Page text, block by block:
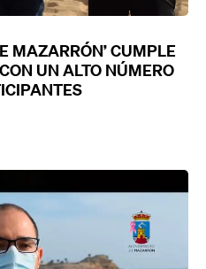
MAZARRÓN’ CUMPLE
UN ALTO NÚMERO